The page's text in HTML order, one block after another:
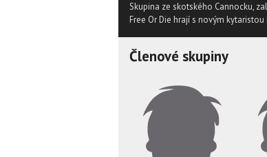
Skupina ze skotského Cannocku,
Free Or Die hrají s novým
Členové skupiny